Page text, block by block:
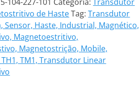
de Haste Tag:Transdutor
Sensor, Haste, Industrial, Magnético,
Magnetoestritivo,
Magnetostrição, Mobile,
TM1, Transdutor Linear